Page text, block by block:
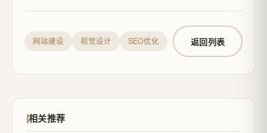
网站建设 视觉设计 SEO优化 返回列表
相关推荐